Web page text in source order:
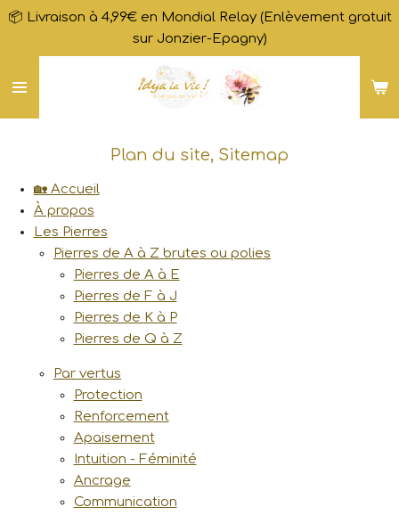
Passer
contenu
principal
📦 Livraison à 4,99€ en Mondial Relay (Enlèvement gratuit
sur Jonzier-Epagny)
Plan du site, Sitemap
🏡 Accueil
À propos
Les Pierres
Pierres de A à Z brutes ou polies
Pierres de A à E
Pierres de F à J
Pierres de K à P
Pierres de Q à Z
Par vertus
Protection
Renforcement
Apaisement
Intuition - Féminité
Ancrage
Communication